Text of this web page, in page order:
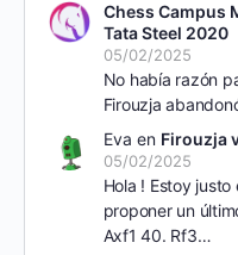
Chess Campus
Tata Steel 2020
05/02/2025
No había razón
Firouzja
Eva en Firouzja
05/02/2025
Hola ! Estoy
proponer un
Axf1 40. Rf3…